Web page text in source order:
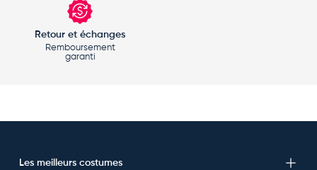
Retour et échanges
Remboursement
garanti
Les meilleurs costumes